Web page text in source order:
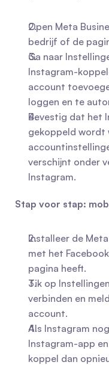
Open Meta
bedrijf of de
Ga naar
Instagram-
account
loggen en te
Bevestig dat het
gekoppeld wordt
verschijnt onder
Instagram.
Stap voor stap:
Installeer de
met het
pagina heeft.
Tik op
verbinden en
account.
Als Instagram
Instagram-app
koppel dan